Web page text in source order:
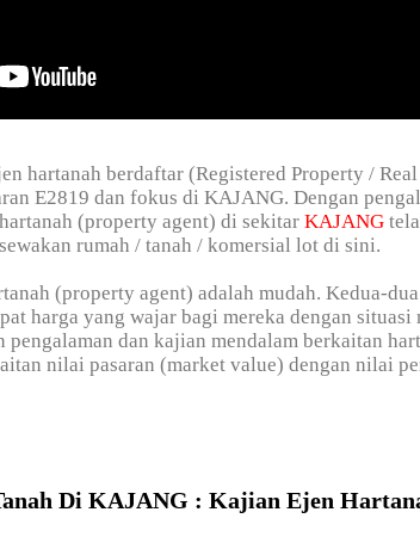
hartanah berdaftar (Registered Property / Real
E2819 dan fokus di KAJANG. Dengan
(property agent) di sekitarKAJANG
rumah / tanah / komersial lot di sini.
(property agent) adalah mudah. Kedua-
harga yang wajar bagi mereka dengan situasi
pengalaman dan kajian mendalam berkaitan
nilai pasaran (market value) dengan nilai
Di KAJANG : Kajian Ejen